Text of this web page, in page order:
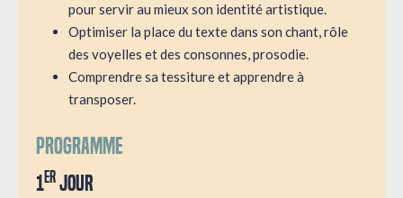
pour servir au mieux son identité artistique.
Optimiser la place du texte dans son chant, rôle
des voyelles et des consonnes, prosodie.
Comprendre sa tessiture et apprendre à
transposer.
Programme
1erjour